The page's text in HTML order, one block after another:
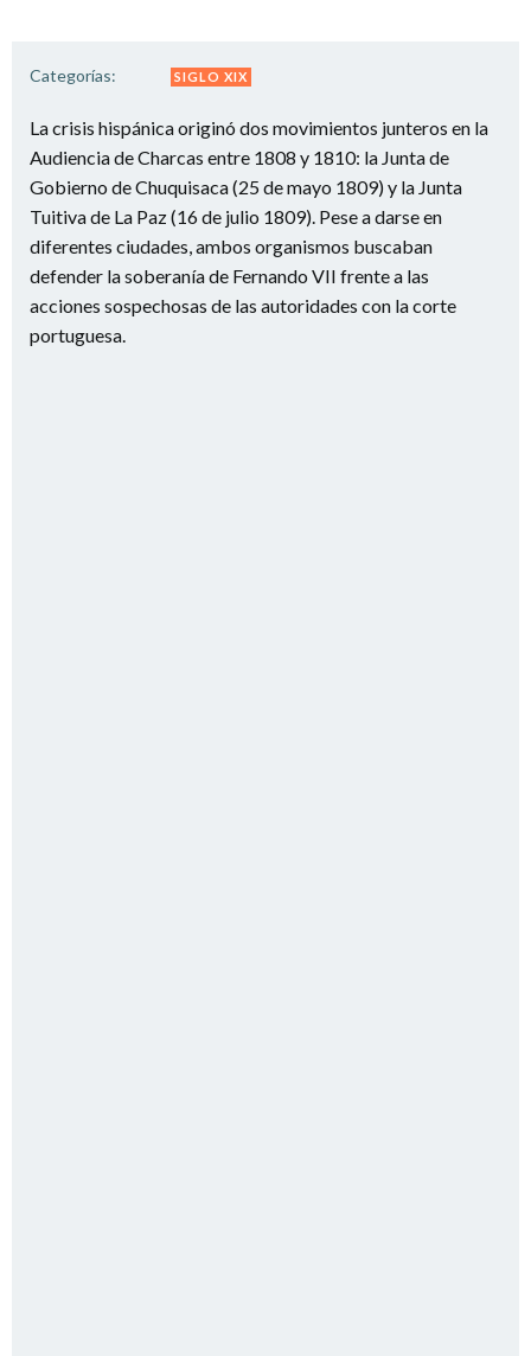
Categorías: SIGLO XIX
La crisis hispánica originó dos movimientos junteros en la
Audiencia de Charcas entre 1808 y 1810: la Junta de
Gobierno de Chuquisaca (25 de mayo 1809) y la Junta
Tuitiva de La Paz (16 de julio 1809). Pese a darse en
diferentes ciudades, ambos organismos buscaban
defender la soberanía de Fernando VII frente a las
acciones sospechosas de las autoridades con la corte
portuguesa.